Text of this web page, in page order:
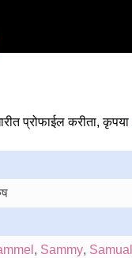
प्रोफाईल करीता, कृपया
, Sammy, Samual